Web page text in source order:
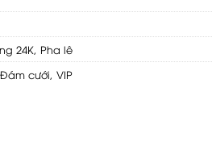
24K, Pha lê
Đám cưới, VIP